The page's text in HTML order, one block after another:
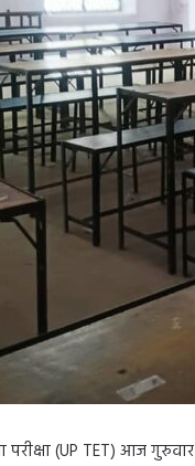
परीक्षा (UP TET) आज